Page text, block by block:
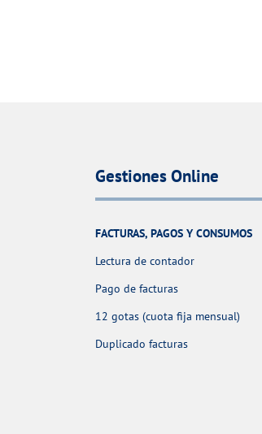
Gestiones Online
FACTURAS, PAGOS Y CONSUMOS
Lectura de contador
Pago de facturas
12 gotas (cuota fija mensual)
Duplicado facturas